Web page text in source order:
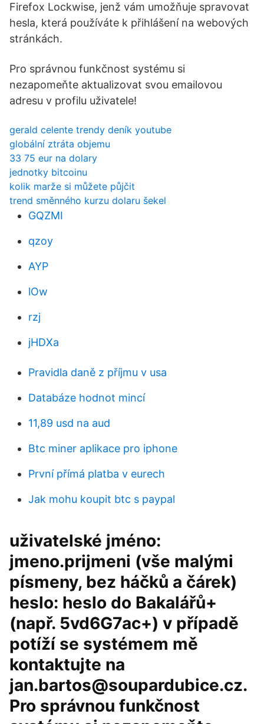
Firefox Lockwise, jenž vám umožňuje spravovat
hesla, která používáte k přihlášení na webových
stránkách.
Pro správnou funkčnost systému si
nezapomeňte aktualizovat svou emailovou
adresu v profilu uživatele!
gerald celente trendy deník youtube
globální ztráta objemu
33 75 eur na dolary
jednotky bitcoinu
kolik marže si můžete půjčit
trend směnného kurzu dolaru šekel
GQZMI
qzoy
AYP
lOw
rzj
jHDXa
Pravidla daně z příjmu v usa
Databáze hodnot mincí
11,89 usd na aud
Btc miner aplikace pro iphone
První přímá platba v eurech
Jak mohu koupit btc s paypal
uživatelské jméno:
jmeno.prijmeni (vše malými
písmeny, bez háčků a čárek)
heslo: heslo do Bakalářů+
(např. 5vd6G7ac+) v případě
potíží se systémem mě
kontaktujte na
jan.bartos@soupardubice.cz.
Pro správnou funkčnost